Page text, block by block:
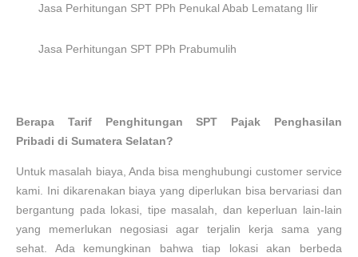
Jasa Perhitungan SPT PPh Penukal Abab Lematang Ilir
Jasa Perhitungan SPT PPh Prabumulih
Berapa Tarif Penghitungan SPT Pajak Penghasilan
Pribadi di Sumatera Selatan?
Untuk masalah biaya, Anda bisa menghubungi customer service
kami. Ini dikarenakan biaya yang diperlukan bisa bervariasi dan
bergantung pada lokasi, tipe masalah, dan keperluan lain-lain
yang memerlukan negosiasi agar terjalin kerja sama yang
sehat. Ada kemungkinan bahwa tiap lokasi akan berbeda